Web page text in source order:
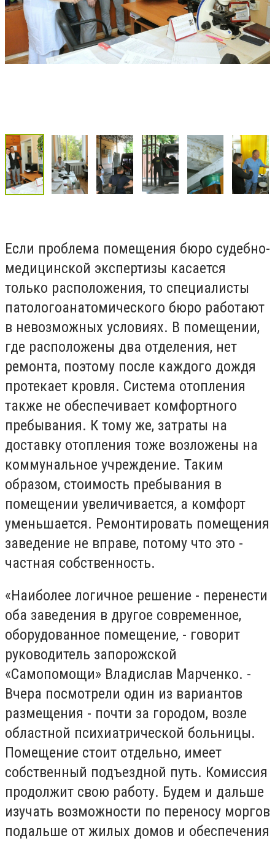
Если проблема помещения бюро судебно-
медицинской экспертизы касается
только расположения, то специалисты
патологоанатомического бюро работают
в невозможных условиях. В помещении,
где расположены два отделения, нет
ремонта, поэтому после каждого дождя
протекает кровля. Система отопления
также не обеспечивает комфортного
пребывания. К тому же, затраты на
доставку отопления тоже возложены на
коммунальное учреждение. Таким
образом, стоимость пребывания в
помещении увеличивается, а комфорт
уменьшается. Ремонтировать помещения
заведение не вправе, потому что это -
частная собственность.
«Наиболее логичное решение - перенести
оба заведения в другое современное,
оборудованное помещение, - говорит
руководитель запорожской
«Самопомощи» Владислав Марченко. -
Вчера посмотрели один из вариантов
размещения - почти за городом, возле
областной психиатрической больницы.
Помещение стоит отдельно, имеет
собственный подъездной путь. Комиссия
продолжит свою работу. Будем и дальше
изучать возможности по переносу моргов
подальше от жилых домов и обеспечения